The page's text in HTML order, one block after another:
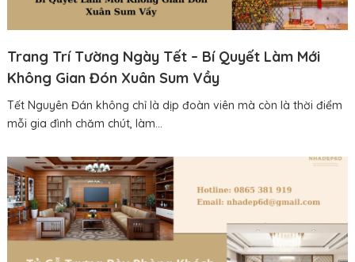
Trang Trí Tường Ngày Tết – Bí Quyết Làm Mới
Không Gian Đón Xuân Sum Vầy
Tết Nguyên Đán không chỉ là dịp đoàn viên mà còn là thời điểm
mỗi gia đình chăm chút, làm...